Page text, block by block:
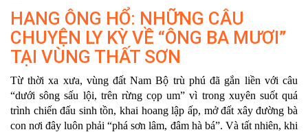
HANG ÔNG HỔ: NHỮNG CÂU
CHUYỆN LY KỲ VỀ “ÔNG BA MƯƠI”
TẠI VÙNG THẤT SƠN
Từ thời xa xưa, vùng đất Nam Bộ trù phú đã gắn liền với câu
“dưới sông sấu lội, trên rừng cọp um” vì trong xuyên suốt quá
trình chiến đấu sinh tồn, khai hoang lập ấp, mở đất xây đường bà
con nơi đây luôn phải “phá sơn lâm, đâm hà bá”. Và tất nhiên, khi